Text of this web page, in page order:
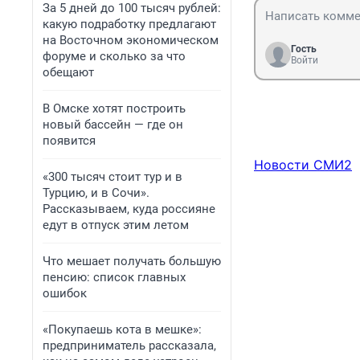
За 5 дней до 100 тысяч рублей:
какую подработку предлагают
на Восточном экономическом
форуме и сколько за что
обещают
В Омске хотят построить
новый бассейн — где он
появится
«300 тысяч стоит тур и в
Турцию, и в Сочи».
Рассказываем, куда россияне
едут в отпуск этим летом
Что мешает получать большую
пенсию: список главных
ошибок
«Покупаешь кота в мешке»:
предприниматель рассказала,
Гость
Войти
Новости СМИ2